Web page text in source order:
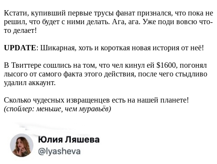
Кстати, купивший первые трусы фанат признался, что пока не
решил, что будет с ними делать. Ага, ага. Уже поди вовсю что-
то делает!
UPDATE: Шикарная, хоть и короткая новая история от неё!
В Твиттере сошлись на том, что чел кинул ей $1600, погонял
лысого от самого факта этого действия, после чего стыдливо
удалил аккаунт.
Сколько чудесных извращенцев есть на нашей планете!
(спойлер: меньше, чем муравьёв)